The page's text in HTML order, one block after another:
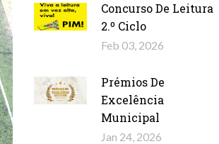
Concurso De Leitura
2.º Ciclo
Feb 03, 2026
Prémios De
Excelência
Municipal
Jan 24, 2026